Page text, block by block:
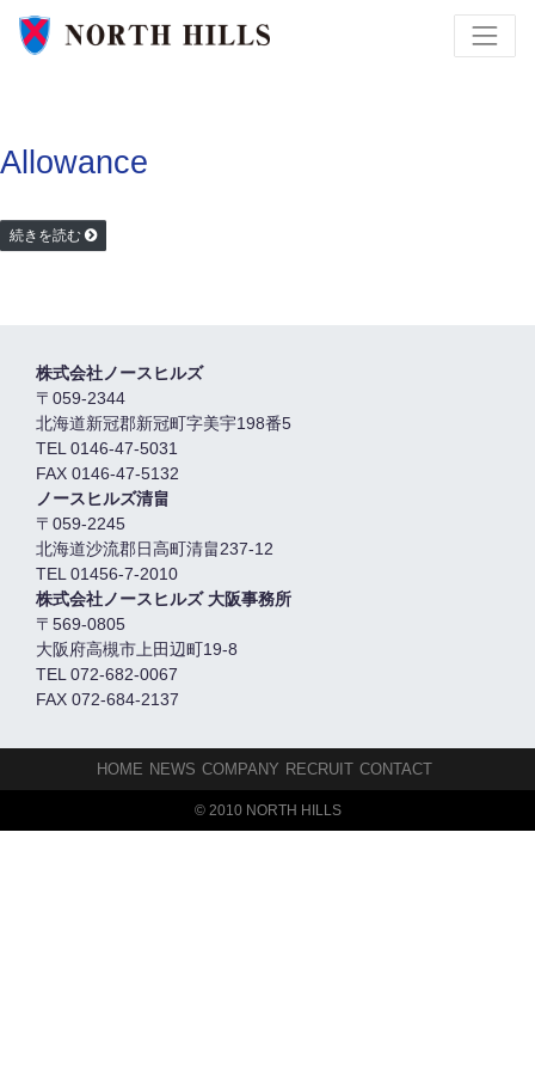
Allowance
続きを読む
株式会社ノースヒルズ
〒059-2344
北海道新冠郡新冠町字美宇198番5
TEL 0146-47-5031
FAX 0146-47-5132
ノースヒルズ清畠
〒059-2245
北海道沙流郡日高町清畠237-12
TEL 01456-7-2010
株式会社ノースヒルズ 大阪事務所
〒569-0805
大阪府高槻市上田辺町19-8
TEL 072-682-0067
FAX 072-684-2137
HOME NEWS COMPANY RECRUIT CONTACT
© 2010 NORTH HILLS